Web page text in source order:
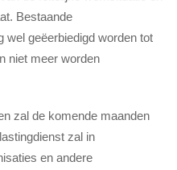
Bestaande
wel geëerbiedigd worden tot
niet meer worden
zal de komende maanden
zal in
en andere